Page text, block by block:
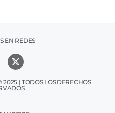
EN REDES
| TODOS LOS DERECHOS